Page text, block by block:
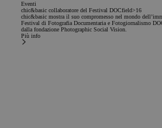
Eventi
chic&basic collaboratore del Festival DOCfield>16
chic&basic mostra il suo compromesso nel mondo
Festival di Fotografia Documentaria e Fotogiornalismo
dalla fondazione Photographic Social Vision.
Più info